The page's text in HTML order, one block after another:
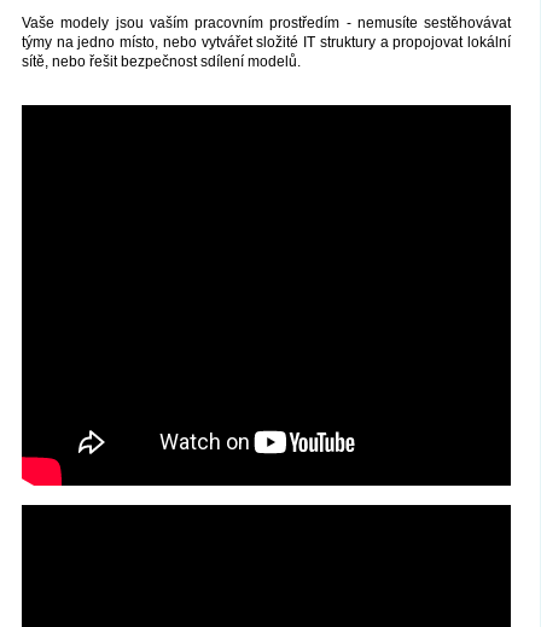
Vaše modely jsou vaším pracovním prostředím - nemusíte sestěhovávat
týmy na jedno místo, nebo vytvářet složité IT struktury a propojovat lokální
sítě, nebo řešit bezpečnost sdílení modelů.